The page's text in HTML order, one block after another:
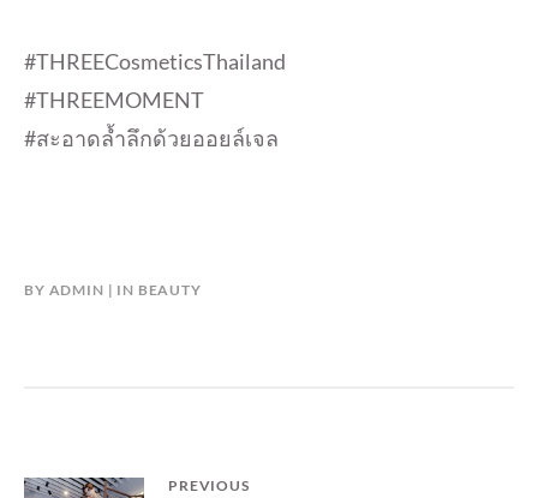
#THREECosmeticsThailand
#THREEMOMENT
#สะอาดล้ำลึกด้วยออยล์เจล
BY ADMIN IN BEAUTY
แนะแนว
PREVIOUS